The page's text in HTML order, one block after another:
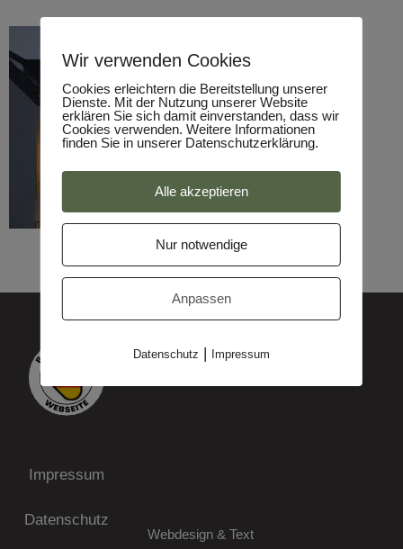
Impressum
Datenschutz
Webdesign & Text
Wir verwenden Cookies
Cookies erleichtern die Bereitstellung unserer
Dienste. Mit der Nutzung unserer Website
erklären Sie sich damit einverstanden, dass wir
Cookies verwenden. Weitere Informationen
finden Sie in unserer Datenschutzerklärung.
Alle akzeptieren
Nur notwendige
Anpassen
Datenschutz | Impressum